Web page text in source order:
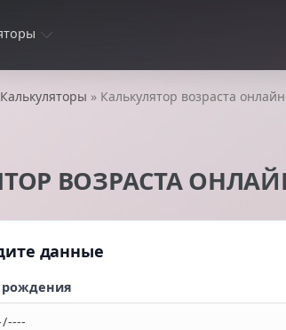
Калькуляторы » Калькулятор возраста
ВОЗРАСТА
данные